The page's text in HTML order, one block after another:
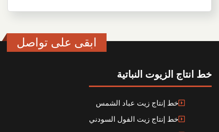
ابقى على تواصل
خط انتاج الزيوت النباتية
خط إنتاج زيت عباد الشمس
خط إنتاج زيت الفول السودني